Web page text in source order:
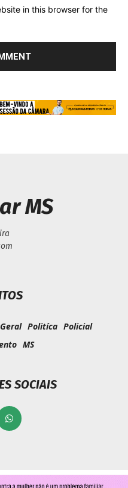
in this browser for the
MS
Geral Politíca Policial
MS
SOCIAIS